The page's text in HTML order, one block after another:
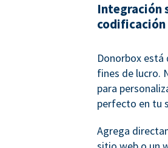
Integración
codificación
Donorbox está
fines de lucro.
para
perfecto en tu
Agrega